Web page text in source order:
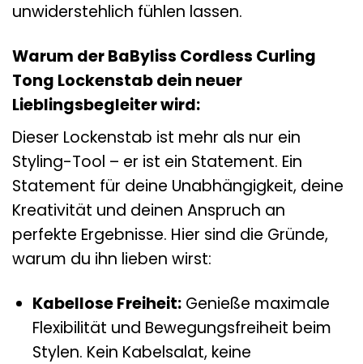
unwiderstehlich fühlen lassen.
Warum der BaByliss Cordless Curling
Tong Lockenstab dein neuer
Lieblingsbegleiter wird:
Dieser Lockenstab ist mehr als nur ein
Styling-Tool – er ist ein Statement. Ein
Statement für deine Unabhängigkeit, deine
Kreativität und deinen Anspruch an
perfekte Ergebnisse. Hier sind die Gründe,
warum du ihn lieben wirst:
Kabellose Freiheit:Genieße maximale
Flexibilität und Bewegungsfreiheit beim
Stylen. Kein Kabelsalat, keine